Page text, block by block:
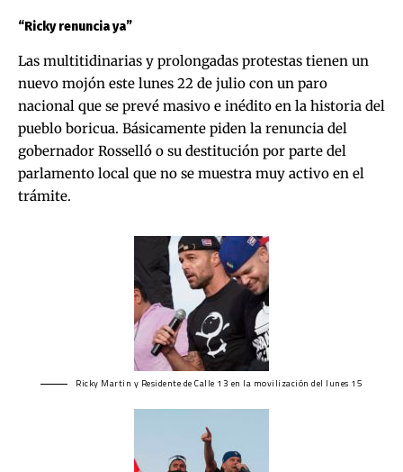
“Ricky renuncia ya”
Las multitidinarias y prolongadas protestas tienen un
nuevo mojón este lunes 22 de julio con un paro
nacional que se prevé masivo e inédito en la historia del
pueblo boricua. Básicamente piden la renuncia del
gobernador Rosselló o su destitución por parte del
parlamento local que no se muestra muy activo en el
trámite.
Ricky Martin y Residente de Calle 13 en la movilización del lunes 15